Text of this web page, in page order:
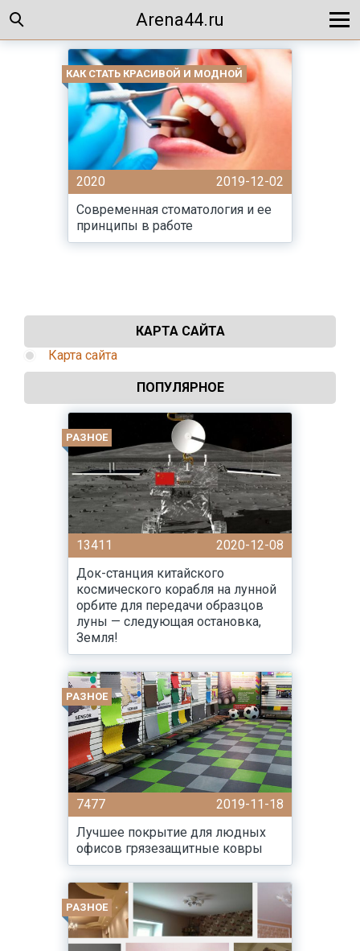
Arena44.ru
КАК СТАТЬ КРАСИВОЙ И МОДНОЙ
2020
2019-12-02
Современная стоматология и ее
принципы в работе
КАРТА САЙТА
Карта сайта
ПОПУЛЯРНОЕ
РАЗНОЕ
13411
2020-12-08
Док-станция китайского
космического корабля на лунной
орбите для передачи образцов
луны — следующая остановка,
Земля!
РАЗНОЕ
7477
2019-11-18
Лучшее покрытие для людных
офисов грязезащитные ковры
РАЗНОЕ